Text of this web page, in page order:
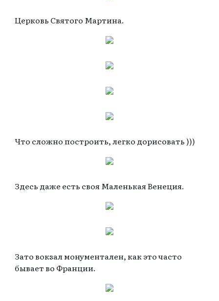
Церковь Святого Мартина.
Что сложно построить, легко дорисовать )))
Здесь даже есть своя Маленькая Венеция.
Зато вокзал монументален, как это часто
бывает во Франции.